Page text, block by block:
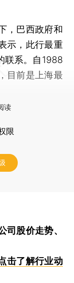
巴西政府和
示，此行最重
联系。自1988
目前是上海最
读
限
司股价走势、
击了解行业动